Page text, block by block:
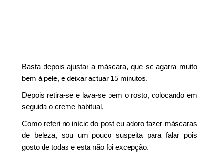
Basta depois ajustar a máscara, que se agarra muito
bem à pele, e deixar actuar 15 minutos.
Depois retira-se e lava-se bem o rosto, colocando em
seguida o creme habitual.
Como referi no início do post eu adoro fazer máscaras
de beleza, sou um pouco suspeita para falar pois
gosto de todas e esta não foi excepção.